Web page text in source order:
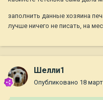
заполнить данные хозяина
лучше ничего не писать, на
Шелли1
Опубликовано 18